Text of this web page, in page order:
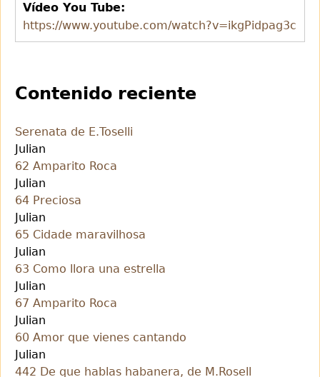
Vídeo You Tube:
https://www.youtube.com/watch?v=ikgPidpag3c
Contenido reciente
Serenata de E.Toselli
Julian
62 Amparito Roca
Julian
64 Preciosa
Julian
65 Cidade maravilhosa
Julian
63 Como llora una estrella
Julian
67 Amparito Roca
Julian
60 Amor que vienes cantando
Julian
442 De que hablas habanera, de M.Rosell